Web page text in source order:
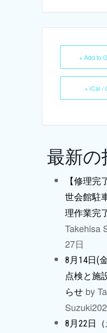
+ Add to
+ iCal /
最新の
【修理完
世会館駐
理作業完
Takehisa
27日
8月14日(
点検と施
らせ by
Suzuki
8月22日